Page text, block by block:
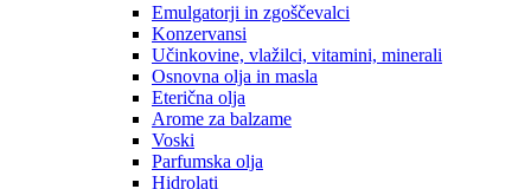
Emulgatorji in zgoščevalci
Konzervansi
Učinkovine, vlažilci, vitamini, minerali
Osnovna olja in masla
Eterična olja
Arome za balzame
Voski
Parfumska olja
Hidrolati